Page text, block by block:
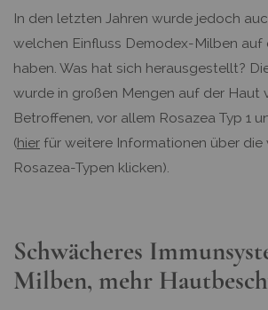
In den letzten Jahren wurde jedoch
welchen Einfluss Demodex-Milben auf
haben. Was hat sich herausgestellt?
wurde in großen Mengen auf der Haut
Betroffenen, vor allem Rosazea Typ 1
(hier für weitere Informationen über die
Rosazea-Typen klicken).
Schwächeres
Milben, mehr